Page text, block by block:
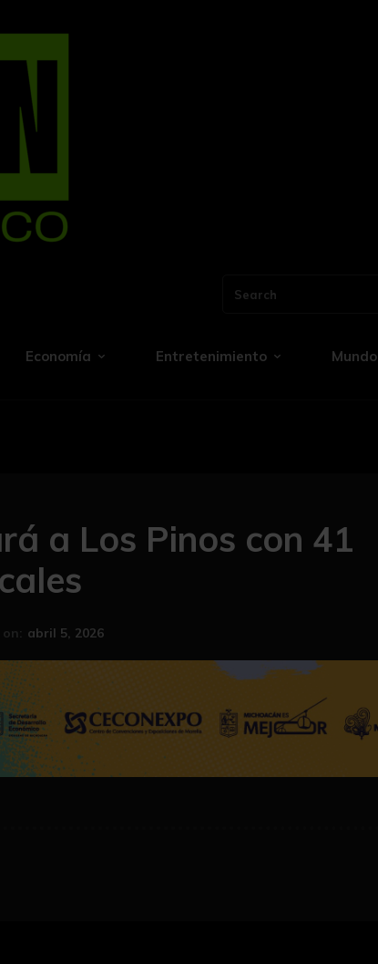
Search
Economía Entretenimiento Mundo
a Los Pinos con 41
abril 5, 2026